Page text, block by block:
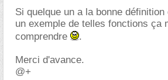
Si quelque un a la bonne
un exemple de telles fonctions ça
comprendre
.
Merci d'avance.
@+